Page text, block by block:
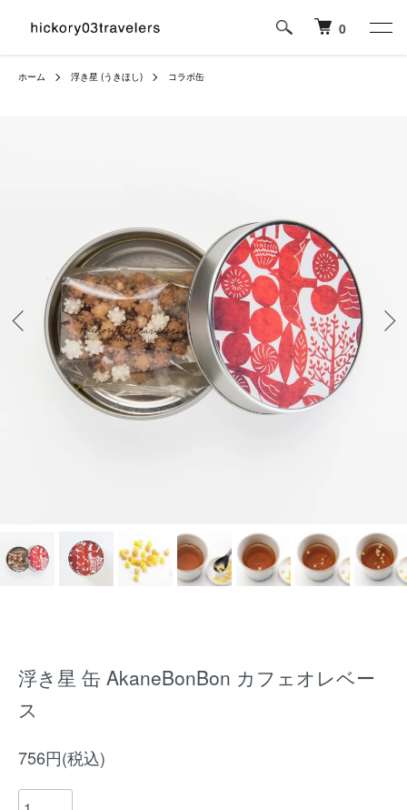
0
ホーム 浮き星 (うきほし) コラボ缶
浮き星 缶 AkaneBonBon カフェオレベー
ス
756円(税込)